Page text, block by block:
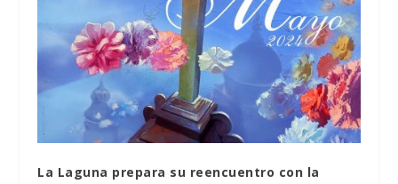
La Laguna prepara su reencuentro con la